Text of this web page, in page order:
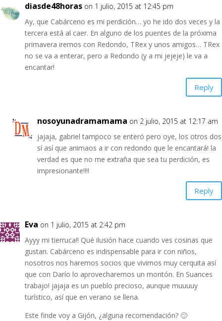
diasde48horas on 1 julio, 2015 at 12:45 pm
Ay, que Cabárceno es mi perdición… yo he ido dos veces y la
tercera está al caer. En alguno de los puentes de la próxima
primavera iremos con Redondo, TRex y unos amigos… TRex
no se va a enterar, pero a Redondo (y a mi jejeje) le va a
encantar!
Reply
nosoyunadramamama on 2 julio, 2015 at 12:17 am
jajaja, gabriel tampoco se enteró pero oye, los otros dos
sí así que animaos a ir con redondo que le encantará! la
verdad es que no me extraña que sea tu perdición, es
impresionante!!!!
Reply
Eva on 1 julio, 2015 at 2:42 pm
Ayyy mi tierruca!! Qué ilusión hace cuando ves cosinas que
gustan. Cabárceno es indispensable para ir con niños,
nosotros nos haremos socios que vivimos muy cerquita así
que con Darío lo aprovecharemos un montón. En Suances
trabajo! jajaja es un pueblo precioso, aunque muuuuy
turístico, así que en verano se llena.
Este finde voy a Gijón, ¿alguna recomendación? 🙂